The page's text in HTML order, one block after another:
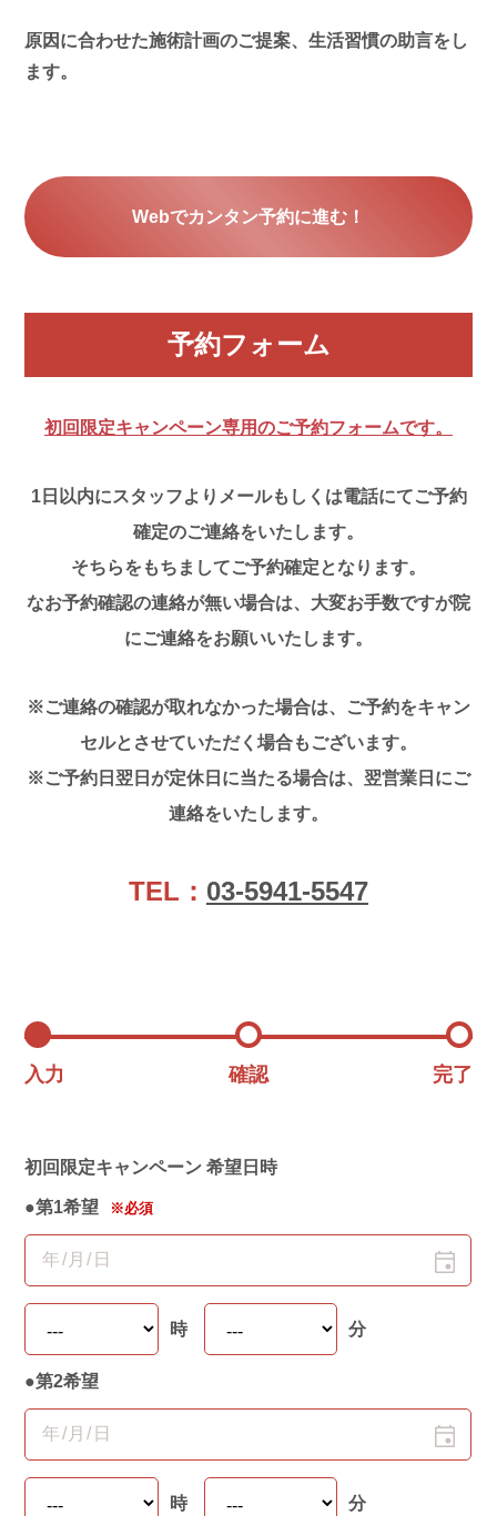
原因に合わせた施術計画のご提案、生活習慣の助言をし
ます。
Webでカンタン予約に進む！
予約フォーム
初回限定キャンペーン専用のご予約フォームです。
1日以内にスタッフよりメールもしくは電話にてご予約
確定のご連絡をいたします。
そちらをもちましてご予約確定となります。
なお予約確認の連絡が無い場合は、大変お手数ですが院
にご連絡をお願いいたします。
※ご連絡の確認が取れなかった場合は、ご予約をキャン
セルとさせていただく場合もございます。
※ご予約日翌日が定休日に当たる場合は、翌営業日にご
連絡をいたします。
TEL： 03-5941-5547
入力 確認 完了
初回限定キャンペーン 希望日時
●第1希望 ※必須
時 分
●第2希望
時 分